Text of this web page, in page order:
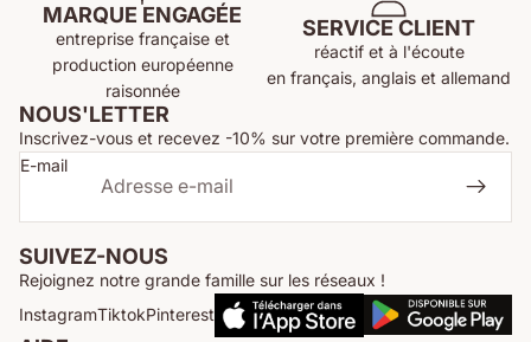
MARQUE ENGAGÉE
entreprise française et
production européenne
raisonnée
SERVICE CLIENT
réactif et à l'écoute
en français, anglais et allemand
NOUS'LETTER
Inscrivez-vous et recevez -10% sur votre première commande.
E-mail
SUIVEZ-NOUS
Rejoignez notre grande famille sur les réseaux !
InstagramTiktokPinterest
Politique de remboursement
Politique de confidentialité
Politique d’expédition